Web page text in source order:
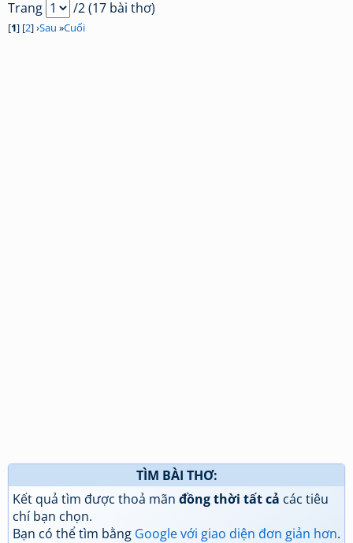
Trang /2 (17 bài thơ)
[1] [2] ›Sau »Cuối
TÌM BÀI THƠ:
Kết quả tìm được thoả mãn đồng thời tất cả các tiêu
chí bạn chọn.
Bạn có thể tìm bằng Google với giao diện đơn giản hơn.